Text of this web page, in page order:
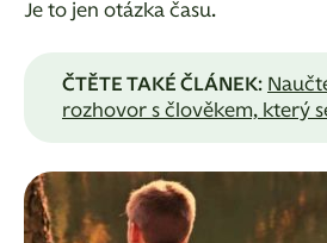
Je to jen otázka času.
ČTĚTE TAKÉ ČLÁNEK:
rozhovor s člověkem, který